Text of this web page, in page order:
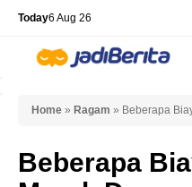
Skip
content
Today6 Aug 26
Home » Ragam » Beberapa
Beberapa